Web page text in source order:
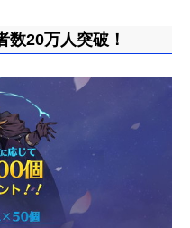
数20万人突破！